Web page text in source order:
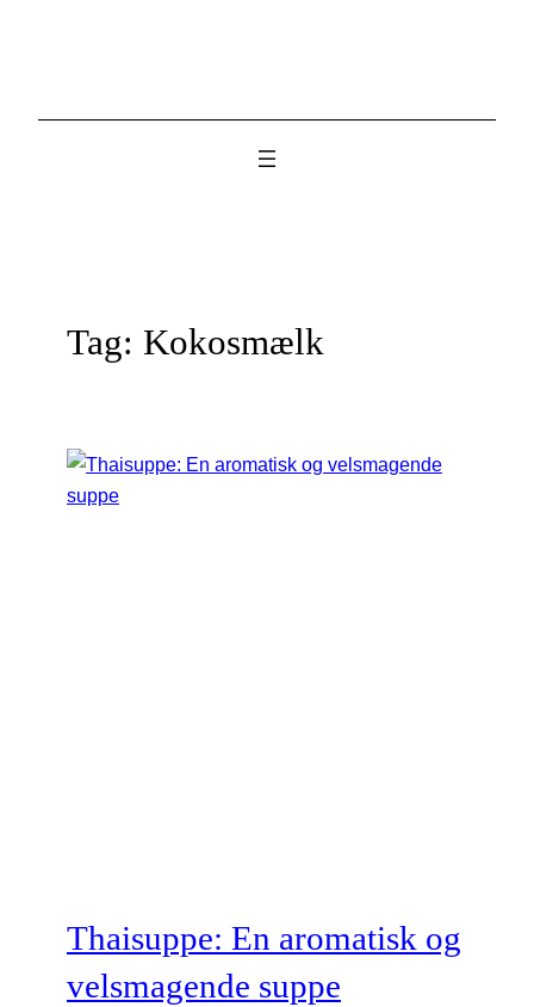
Tag: Kokosmælk
Thaisuppe: En aromatisk og
velsmagende suppe